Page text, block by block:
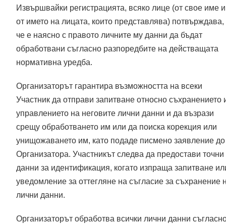
Извършвайки регистрацията, всяко лице (от свое име и
от името на лицата, които представлява) потвърждава,
че е наясно с правото личните му данни да бъдат
обработвани съгласно разпоредбите на действащата
нормативна уредба.
Организаторът гарантира възможността на всеки
Участник да отправи запитване относно съхранението
управлението на неговите лични данни и да възрази
срещу обработването им или да поиска корекция или
унищожаването им, като подаде писмено заявление до
Организатора. Участникът следва да предостави точни
данни за идентификация, когато изпраща запитване
уведомление за оттегляне на съгласие за съхранение
лични данни.
Организаторът обработва всички лични данни